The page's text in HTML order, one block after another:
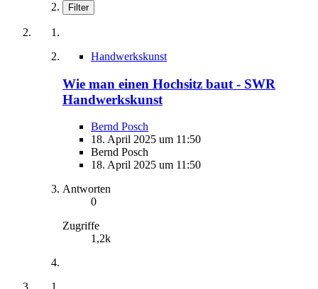
Filter
Handwerkskunst
Wie man einen Hochsitz baut - SWR
Handwerkskunst
Bernd Posch
18. April 2025 um 11:50
Bernd Posch
18. April 2025 um 11:50
Antworten
0
Zugriffe
1,2k